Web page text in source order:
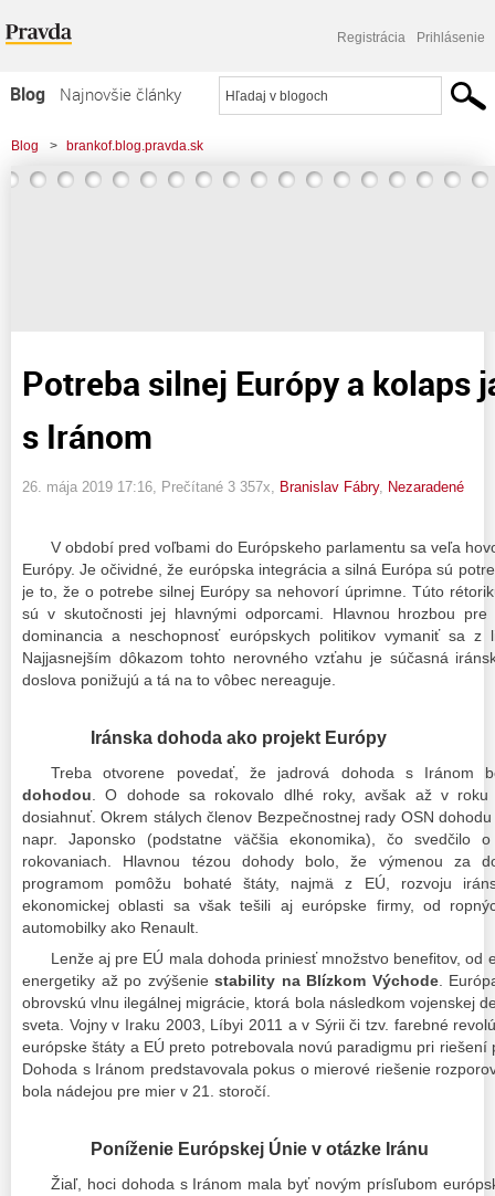
Registrácia Prihlásenie
Blog
Najnovšie články
Najčítanejšie články
Najkomentovanejšie články
Blog > brankof.blog.pravda.sk
> Potreba silnej Európy a kolaps jadrovej dohody s Iránom
Potreba silnej Európy a kolaps
s Iránom
26. mája 2019 17:16 , Prečítané 3 357x, Branislav Fábry, Nezaradené
V období pred voľbami do Európskeho parlamentu sa veľa
Európy. Je očividné, že európska integrácia a silná Európa sú
je to, že o potrebe silnej Európy sa nehovorí úprimne. Túto
sú v skutočnosti jej hlavnými odporcami. Hlavnou hrozbou
dominancia a neschopnosť európskych politikov vymaniť sa z
Najjasnejším dôkazom tohto nerovného vzťahu je súčasná
doslova ponižujú a tá na to vôbec nereaguje.
Iránska dohoda ako projekt Európy
Treba otvorene povedať, že jadrová dohoda s Iránom
dohodou. O dohode sa rokovalo dlhé roky, avšak až v
dosiahnuť. Okrem stálych členov Bezpečnostnej rady OSN
napr. Japonsko (podstatne väčšia ekonomika), čo svedčilo
rokovaniach. Hlavnou tézou dohody bolo, že výmenou za
programom pomôžu bohaté štáty, najmä z EÚ, rozvoju
ekonomickej oblasti sa však tešili aj európske firmy, od
automobilky ako Renault.
Lenže aj pre EÚ mala dohoda priniesť množstvo benefitov, od
energetiky až po zvýšenie stability na Blízkom Východe.
obrovskú vlnu ilegálnej migrácie, ktorá bola následkom vojenskej
sveta. Vojny v Iraku 2003, Líbyi 2011 a v Sýrii či tzv. farebné
európske štáty a EÚ preto potrebovala novú paradigmu pri riešení
Dohoda s Iránom predstavovala pokus o mierové riešenie
bola nádejou pre mier v 21. storočí.
Poníženie Európskej Únie v otázke Iránu
Žiaľ, hoci dohoda s Iránom mala byť novým prísľubom